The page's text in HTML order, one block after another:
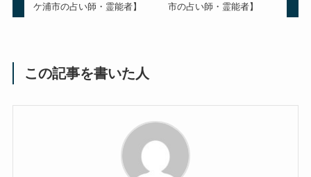
ケ浦市の占い師・霊能者】
市の占い師・霊能者】
この記事を書いた人